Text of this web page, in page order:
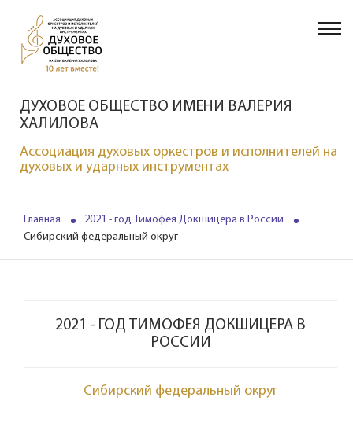
ДУХОВОЕ ОБЩЕСТВО ИМЕНИ ВАЛЕРИЯ
ХАЛИЛОВА
Ассоциация духовых оркестров и исполнителей на
духовых и ударных инструментах
Главная
2021 - год Тимофея Докшицера в России
Сибирский федеральный округ
2021 - ГОД ТИМОФЕЯ ДОКШИЦЕРА В
РОССИИ
Сибирский федеральный округ